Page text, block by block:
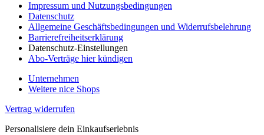
Impressum und Nutzungsbedingungen
Datenschutz
Allgemeine Geschäftsbedingungen und Widerrufsbelehrung
Barrierefreiheitserklärung
Datenschutz-Einstellungen
Abo-Verträge hier kündigen
Unternehmen
Weitere nice Shops
Vertrag widerrufen
Personalisiere dein Einkaufserlebnis